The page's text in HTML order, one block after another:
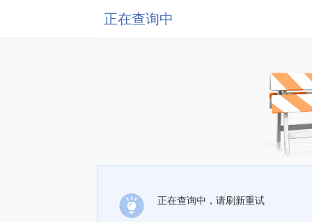
正在查询中
正在查询中，请刷新重试